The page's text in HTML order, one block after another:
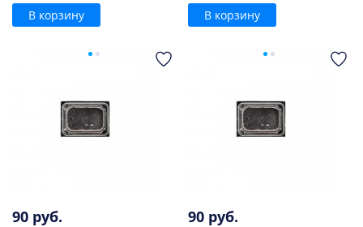
В корзину В корзину
90 руб. 90 руб.